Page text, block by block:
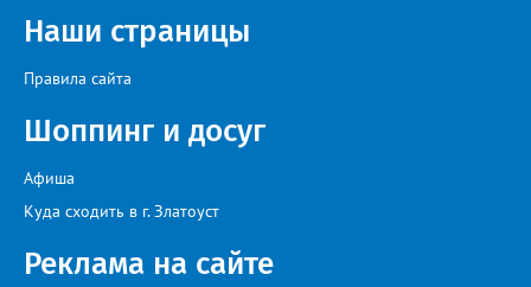
Наши страницы
Правила сайта
Шоппинг и досуг
Афиша
Куда сходить в г. Златоуст
Реклама на сайте